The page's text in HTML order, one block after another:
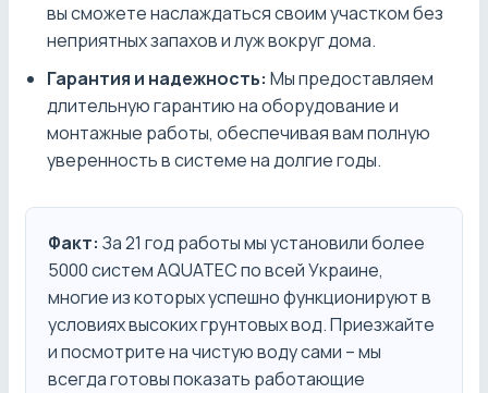
вы сможете наслаждаться своим участком без
неприятных запахов и луж вокруг дома.
Гарантия и надежность: Мы предоставляем
длительную гарантию на оборудование и
монтажные работы, обеспечивая вам полную
уверенность в системе на долгие годы.
Факт: За 21 год работы мы установили более
5000 систем AQUATEC по всей Украине,
многие из которых успешно функционируют в
условиях высоких грунтовых вод. Приезжайте
и посмотрите на чистую воду сами – мы
всегда готовы показать работающие